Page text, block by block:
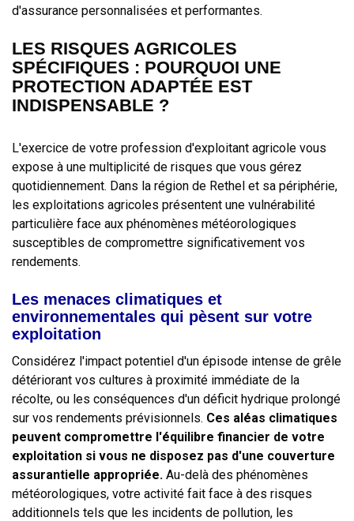
d'assurance personnalisées et performantes.
LES RISQUES AGRICOLES
SPÉCIFIQUES : POURQUOI UNE
PROTECTION ADAPTÉE EST
INDISPENSABLE ?
L'exercice de votre profession d'exploitant agricole vous
expose à une multiplicité de risques que vous gérez
quotidiennement. Dans la région de Rethel et sa périphérie,
les exploitations agricoles présentent une vulnérabilité
particulière face aux phénomènes météorologiques
susceptibles de compromettre significativement vos
rendements.
Les menaces climatiques et
environnementales qui pèsent sur votre
exploitation
Considérez l'impact potentiel d'un épisode intense de grêle
détériorant vos cultures à proximité immédiate de la
récolte, ou les conséquences d'un déficit hydrique prolongé
sur vos rendements prévisionnels. Ces aléas climatiques
peuvent compromettre l'équilibre financier de votre
exploitation si vous ne disposez pas d'une couverture
assurantielle appropriée. Au-delà des phénomènes
météorologiques, votre activité fait face à des risques
additionnels tels que les incidents de pollution, les